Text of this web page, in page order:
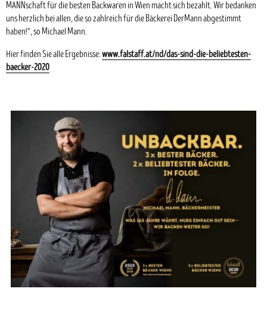
MANNschaft für die besten Backwaren in Wien macht sich bezahlt. Wir bedanken
uns herzlich bei allen, die so zahlreich für die Bäckerei DerMann abgestimmt
haben!“, so Michael Mann.
Hier finden Sie alle Ergebnisse:www.falstaff.at/nd/das-sind-die-beliebtesten-
baecker-2020